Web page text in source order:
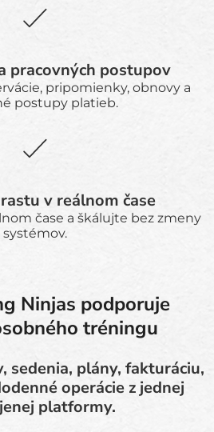
pracovných postupov
pripomienky, obnovy a
postupy platieb.
v reálnom čase
čase a škálujte bez zmeny
systémov.
Ninjas podporuje
tréningu
sedenia, plány, fakturáciu,
operácie z jednej
platformy.